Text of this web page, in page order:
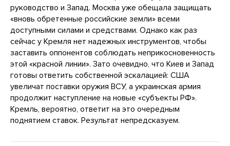
руководство и Запад. Москва уже обещала защищать
«вновь обретенные российские земли» всеми
доступными силами и средствами. Однако как раз
сейчас у Кремля нет надежных инструментов, чтобы
заставить оппонентов соблюдать неприкосновенность
этой «красной линии». Зато очевидно, что Киев и Запад
готовы ответить собственной эскалацией: США
увеличат поставки оружия ВСУ, а украинская армия
продолжит наступление на новые «субъекты РФ».
Кремль, вероятно, ответит на это очередным
поднятием ставок. Результат непредсказуем.